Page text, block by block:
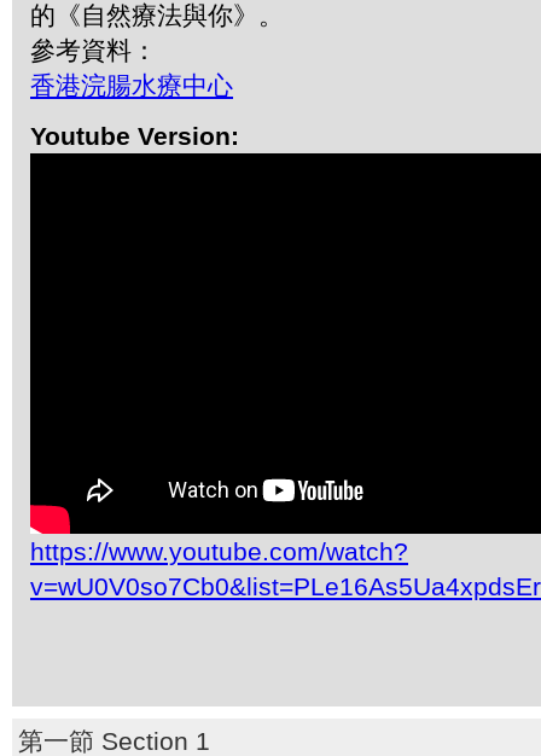
的《自然療法與你》。
參考資料：
香港浣腸水療中心
Youtube Version:
https://www.youtube.com/watch?
第一節 Section 1